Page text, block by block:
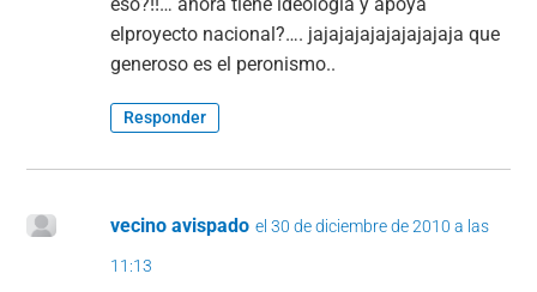
elproyecto nacional?…. jajajajajajajajajaja que
generoso es el peronismo..
Responder
vecino avispado el 30 de diciembre de 2010 a las
11:13